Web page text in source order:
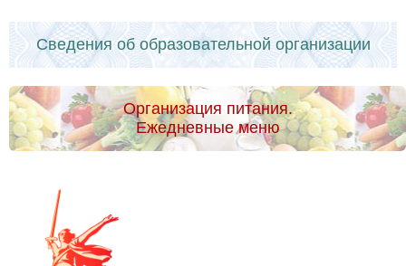
Сведения об образовательной организации
Организация питания.
Ежедневные меню